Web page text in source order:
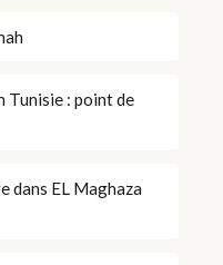
Tunisie : point de
dans EL Maghaza